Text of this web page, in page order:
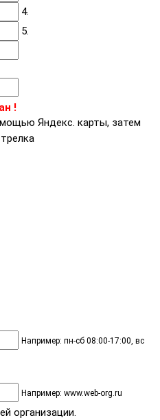
4.
5.
!
Яндекс. карты, затем
Например: пн-сб 08:00-17:00, вс
Например: www.web-org.ru
организации.